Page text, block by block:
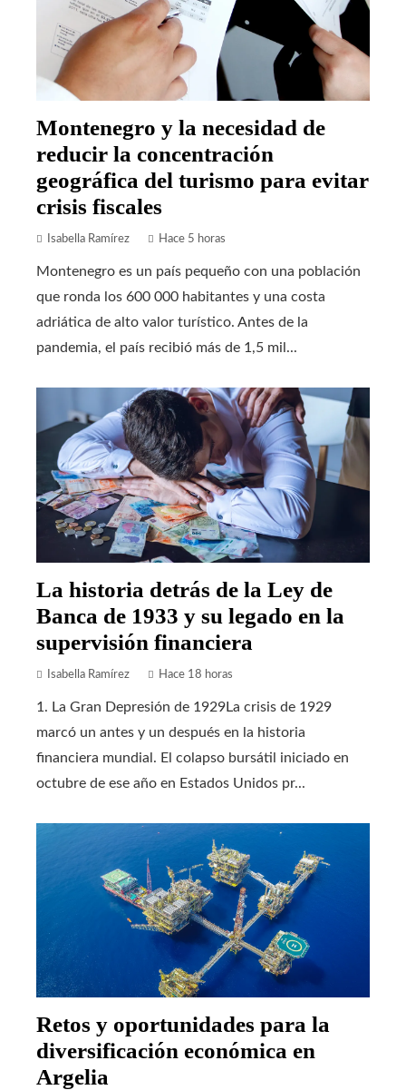
Montenegro y la necesidad de
reducir la concentración
geográfica del turismo para evitar
crisis fiscales
Isabella Ramírez Hace 5 horas
Montenegro es un país pequeño con una población
que ronda los 600 000 habitantes y una costa
adriática de alto valor turístico. Antes de la
pandemia, el país recibió más de 1,5 mil...
La historia detrás de la Ley de
Banca de 1933 y su legado en la
supervisión financiera
Isabella Ramírez Hace 18 horas
1. La Gran Depresión de 1929La crisis de 1929
marcó un antes y un después en la historia
financiera mundial. El colapso bursátil iniciado en
octubre de ese año en Estados Unidos pr...
Retos y oportunidades para la
diversificación económica en
Argelia